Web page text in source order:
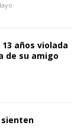
años violada
de su amigo
sienten